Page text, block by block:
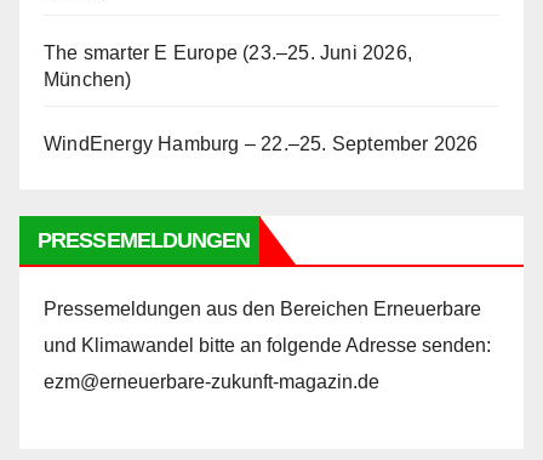
The smarter E Europe (23.–25. Juni 2026,
München)
WindEnergy Hamburg – 22.–25. September 2026
PRESSEMELDUNGEN
Pressemeldungen aus den Bereichen Erneuerbare
und Klimawandel bitte an folgende Adresse senden:
ezm@erneuerbare-zukunft-magazin.de